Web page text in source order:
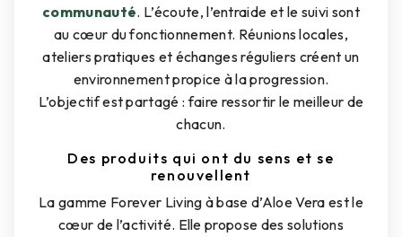
communauté. L’écoute, l’entraide et le suivi sont
au cœur du fonctionnement. Réunions locales,
ateliers pratiques et échanges réguliers créent un
environnement propice à la progression.
L’objectif est partagé : faire ressortir le meilleur de
chacun.
Des produits qui ont du sens et se
renouvellent
La gamme Forever Living à base d’Aloe Vera est le
cœur de l’activité. Elle propose des solutions